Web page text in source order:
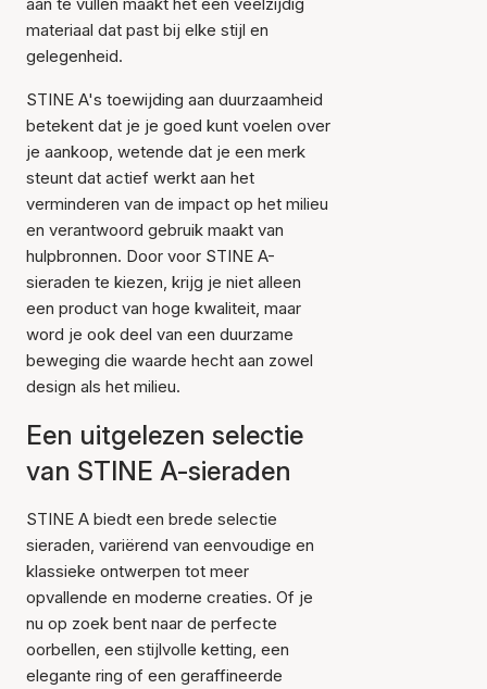
materiaal dat past bij elke stijl en
gelegenheid.
STINE A's toewijding aan duurzaamheid
betekent dat je je goed kunt voelen over
je aankoop, wetende dat je een merk
steunt dat actief werkt aan het
verminderen van de impact op het milieu
en verantwoord gebruik maakt van
hulpbronnen. Door voor STINE A-
sieraden te kiezen, krijg je niet alleen
een product van hoge kwaliteit, maar
word je ook deel van een duurzame
beweging die waarde hecht aan zowel
design als het milieu.
Een uitgelezen selectie
van STINE A-sieraden
STINE A biedt een brede selectie
sieraden, variërend van eenvoudige en
klassieke ontwerpen tot meer
opvallende en moderne creaties. Of je
nu op zoek bent naar de perfecte
oorbellen, een stijlvolle ketting, een
elegante ring of een geraffineerde